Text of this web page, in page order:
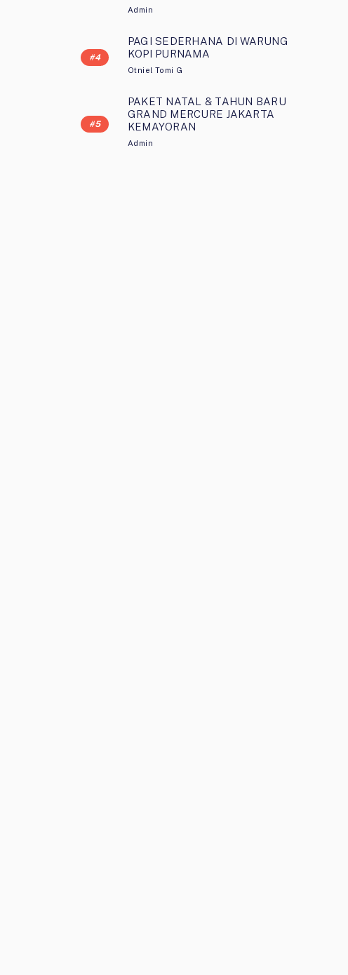
Admin
PAGI SEDERHANA DI WARUNG
KOPI PURNAMA
Otniel Tomi G
PAKET NATAL & TAHUN BARU
GRAND MERCURE JAKARTA
KEMAYORAN
Admin